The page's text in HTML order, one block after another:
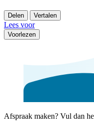
Delen Vertalen
Lees voor
Voorlezen
Afspraak maken? Vul dan